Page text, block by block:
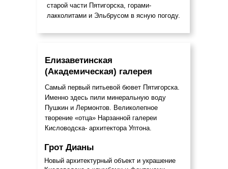
Новый архитектурный объект и украшение
Самый первый питьевой бювет Пятигорска.
Именно здесь пили минеральную воду
Пушкин и Лермонтов. Великолепное
творение «отца» Нарзанной галереи
Кисловодска- архитектора Уптона.
Грот Дианы
Елизаветинская
(Академическая) галерея
старой части Пятигорска, горами-
лакколитами и Эльбрусом в ясную погоду.